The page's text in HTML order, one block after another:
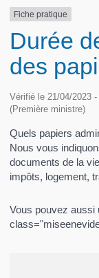
Fiche pratique
Durée
des
Vérifié le 21/04/2023
(Première ministre)
Quels papiers
Nous vous
documents de la
impôts, logement,
Vous pouvez aussi